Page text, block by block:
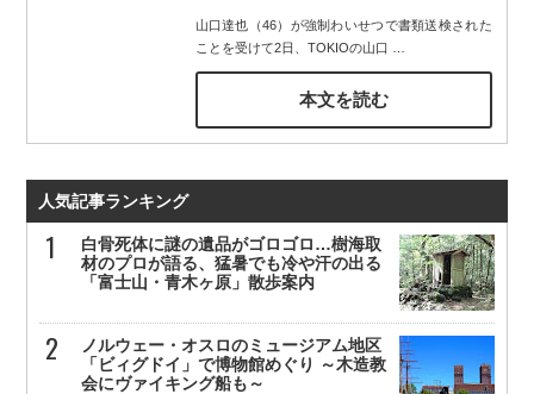
山口達也（46）が強制わいせつで書類送検された
ことを受けて2日、TOKIOの山口
本文を読む
人気記事ランキング
白骨死体に謎の遺品がゴロゴロ…樹海取
材のプロが語る、猛暑でも冷や汗の出る
「富士山・青木ヶ原」散歩案内
ノルウェー・オスロのミュージアム地区
「ビィグドイ」で博物館めぐり ～木造教
会にヴァイキング船も～